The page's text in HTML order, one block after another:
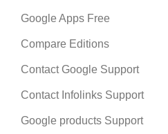
Google Apps Free
Compare Editions
Contact Google Support
Contact Infolinks Support
Google products Support